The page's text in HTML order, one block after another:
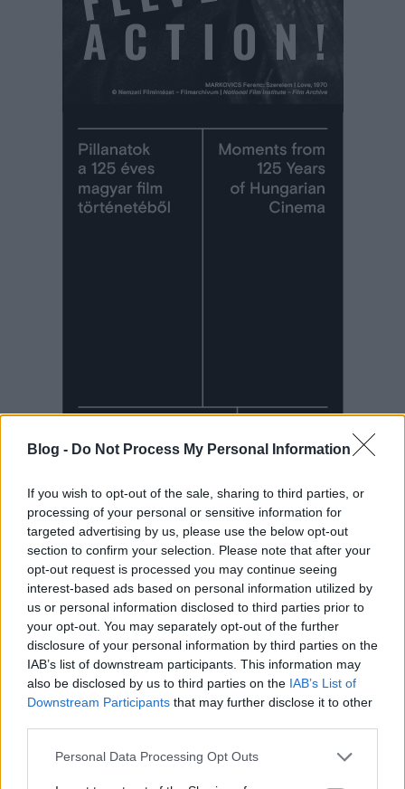
Blog - Do Not Process My Personal Information
If you wish to opt-out of the sale, sharing to third parties, or
processing of your personal or sensitive information for
targeted advertising by us, please use the below opt-out
section to confirm your selection. Please note that after your
opt-out request is processed you may continue seeing
interest-based ads based on personal information utilized by
us or personal information disclosed to third parties prior to
your opt-out. You may separately opt-out of the further
disclosure of your personal information by third parties on the
IAB’s list of downstream participants. This information may
also be disclosed by us to third parties on the IAB’s List of
Downstream Participants that may further disclose it to other
Please note that this website/app uses one or more Google
Personal Data Processing Opt Outs
Mai Manó Ház a
Facebookon
Mai Manó Ház a
YouTubeon